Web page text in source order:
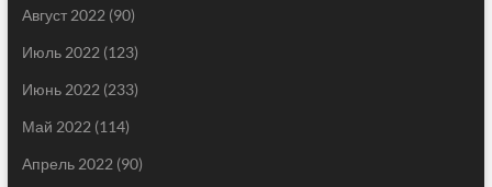
Август 2022 (90)
Июль 2022 (123)
Июнь 2022 (233)
Май 2022 (114)
Апрель 2022 (90)